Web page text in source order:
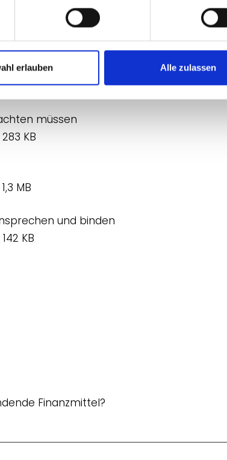
erlauben Alle zulassen
in der Bürgergesellschaft
KB
müssen
283 KB
1,3 MB
und binden
142 KB
Finanzmittel?